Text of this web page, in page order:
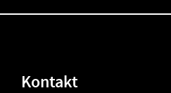
Kontakt